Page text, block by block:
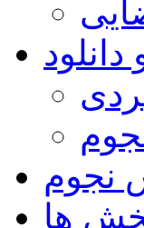
نجوم
ها